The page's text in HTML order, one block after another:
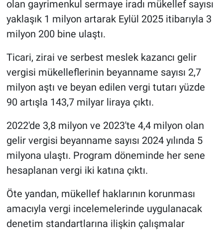
olan gayrimenkul sermaye iradı mükellef sayısı
yaklaşık 1 milyon artarak Eylül 2025 itibarıyla 3
milyon 200 bine ulaştı.
Ticari, zirai ve serbest meslek kazancı gelir
vergisi mükelleflerinin beyanname sayısı 2,7
milyon aştı ve beyan edilen vergi tutarı yüzde
90 artışla 143,7 milyar liraya çıktı.
2022'de 3,8 milyon ve 2023'te 4,4 milyon olan
gelir vergisi beyanname sayısı 2024 yılında 5
milyona ulaştı. Program döneminde her sene
hesaplanan vergi iki katına çıktı.
Öte yandan, mükellef haklarının korunması
amacıyla vergi incelemelerinde uygulanacak
denetim standartlarına ilişkin çalışmalar